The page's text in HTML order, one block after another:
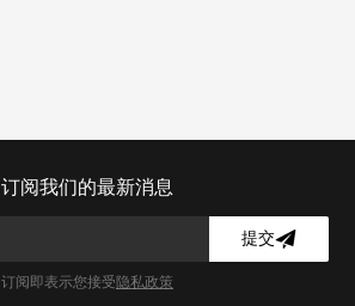
订阅我们的最新消息
提交
订阅即表示您接受隐私政策